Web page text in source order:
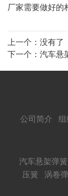
厂家需要做好的
上一个：没有了
下一个： 汽车悬
公司简介 组
汽车悬架弹簧
压簧
涡卷